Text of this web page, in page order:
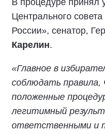
В процедуре принял
Центрального
России», сенатор,
Карелин.
«Главное в
соблюдать правила,
положенные
легитимный
ответственными и